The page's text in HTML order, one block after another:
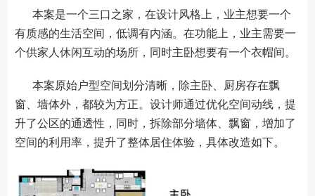
本案是一个三口之家，在设计风格上，业主想要一个
有质感的生活空间，低调有内涵。在功能上，业主需要一
个供家人休闲互动的场所，同时主卧想要有一个衣帽间。
本案原始户型空间划分清晰，除主卧、厨房存在飘
窗、墙体外，都较为方正。设计师通过优化空间动线，提
升了公区的通透性，同时，拆除部分墙体、飘窗，增加了
空间的利用率，提升了整体居住体验，具体改造如下。